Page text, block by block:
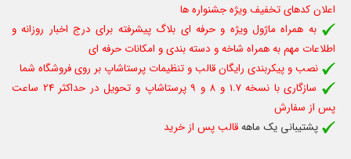
اعلان کدهای تخفیف ویژه جشنواره ها
به همراه ماژول ویژه و حرفه ای بلاگ پیشرفته برای درج اخبار روزانه و
اطلاعات مهم به همراه شاخه و دسته بندی و امکانات حرفه ای
نصب و پیکربندی رایگان قالب و تنظیمات پرستاشاپ بر روی فروشگاه شما
سازگاری با نسخه 1.7 و 8 و 9 پرستاشاپ و تحویل در حداکثر 24 ساعت
پس از سفارش
پشتیبانی یک ماههقالب پس از خرید